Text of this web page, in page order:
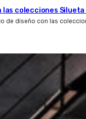
colecciones Silueta
de diseño con las